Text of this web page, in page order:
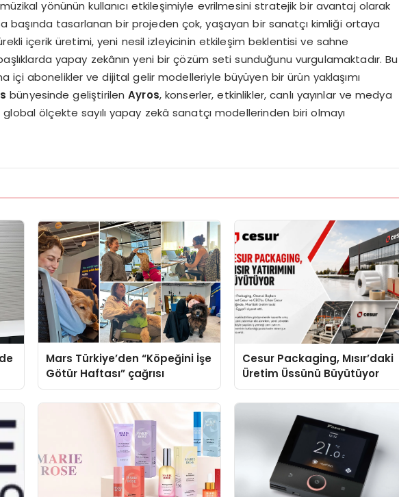
yönünün kullanıcı etkileşimiyle evrilmesini stratejik bir avantaj olarak
başında tasarlanan bir projeden çok, yaşayan bir sanatçı kimliği ortaya
içerik üretimi, yeni nesil izleyicinin etkileşim beklentisi ve sahne
yapay zekânın yeni bir çözüm seti sunduğunu vurgulamaktadır. Bu
içi abonelikler ve dijital gelir modelleriyle büyüyen bir ürün yaklaşımı
bünyesinde geliştirilenAyros, konserler, etkinlikler, canlı yayınlar ve medya
ölçekte sayılı yapay zekâ sanatçı modellerinden biri olmayı
Mars Türkiye’den “Köpeğini İşe
Götür Haftası” çağrısı
Cesur Packaging, Mısır’daki
Üretim Üssünü Büyütüyor